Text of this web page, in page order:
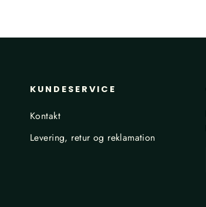
KUNDESERVICE
Kontakt
Levering, retur og reklamation